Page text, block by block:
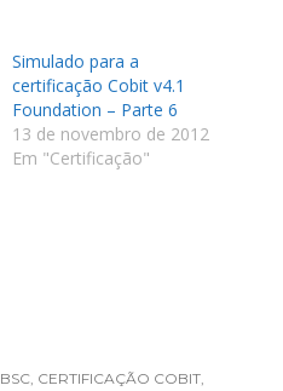
Simulado para a
certificação Cobit v4.1
Foundation – Parte 6
13 de novembro de 2012
Em "Certificação"
BSC, CERTIFICAÇÃO COBIT,